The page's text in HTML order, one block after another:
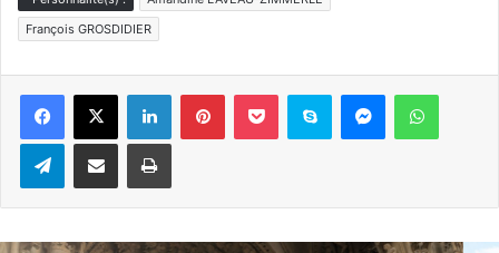
François GROSDIDIER
LinkedinPinterestPocket Skype Messenger
TelegramPartager par e-mail Imprimer